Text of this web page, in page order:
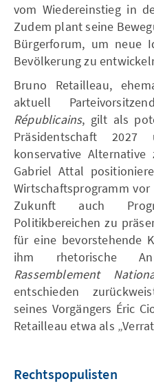
vom Wiedereinstieg in
Zudem plant seine
Bürgerforum, um neue
Bevölkerung zu
Bruno Retailleau,
aktuell
Républicains, gilt als
Präsidentschaft
konservative
Gabriel Attal
Wirtschaftsprogramm
Zukunft auch
Politikbereichen zu
für eine bevorstehende
ihm rhetorische
Rassemblement
entschieden
seines Vorgängers Éric
Retailleau etwa als
Rechtspopulisten